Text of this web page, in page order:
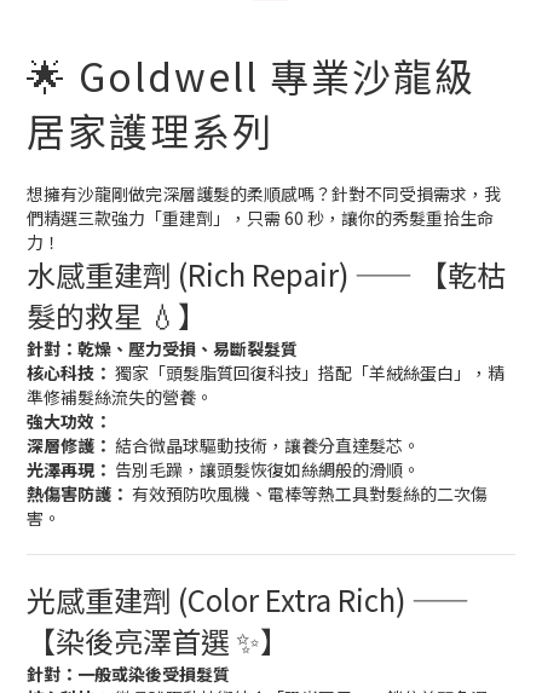
🌟 Goldwell 專業沙龍級
居家護理系列
想擁有沙龍剛做完深層護髮的柔順感嗎？針對不同受損需求，我
們精選三款強力「重建劑」，只需 60 秒，讓你的秀髮重拾生命
力！
水感重建劑 (Rich Repair) —— 【乾枯
髮的救星 💧】
針對：乾燥、壓力受損、易斷裂髮質
核心科技： 獨家「頭髮脂質回復科技」搭配「羊絨絲蛋白」，精
準修補髮絲流失的營養。
強大功效：
深層修護： 結合微晶球驅動技術，讓養分直達髮芯。
光澤再現： 告別毛躁，讓頭髮恢復如絲綢般的滑順。
熱傷害防護： 有效預防吹風機、電棒等熱工具對髮絲的二次傷
害。
光感重建劑 (Color Extra Rich) ——
【染後亮澤首選 ✨】
針對：一般或染後受損髮質